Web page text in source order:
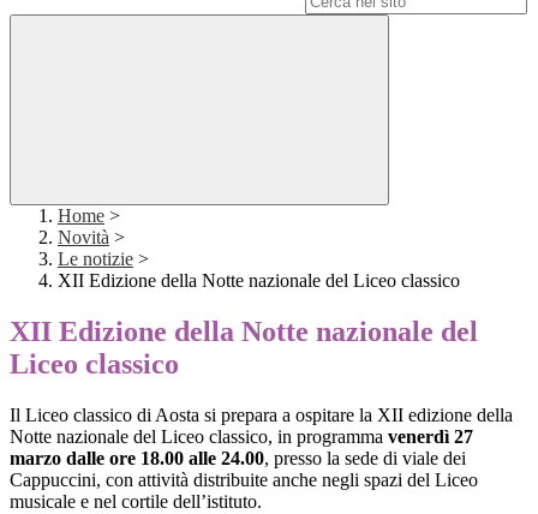
Home >
Novità >
Le notizie >
XII Edizione della Notte nazionale del Liceo classico
XII Edizione della Notte nazionale del
Liceo classico
Il Liceo classico di Aosta si prepara a ospitare la XII edizione della
Notte nazionale del Liceo classico, in programma venerdì 27
marzo dalle ore 18.00 alle 24.00, presso la sede di viale dei
Cappuccini, con attività distribuite anche negli spazi del Liceo
musicale e nel cortile dell’istituto.